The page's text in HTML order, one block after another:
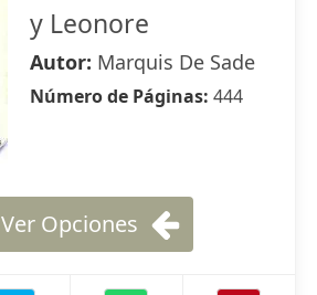
y Leonore
Autor: Marquis De Sade
Número de Páginas: 444
Ver Opciones